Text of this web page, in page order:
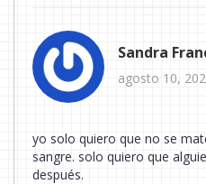
Sandra
agosto 10,
yo solo quiero que no se
sangre. solo quiero que
después.